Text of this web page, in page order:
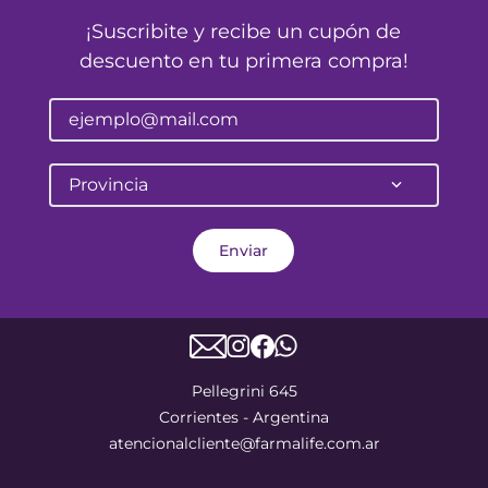
¡Suscribite y recibe un cupón de
descuento en tu primera compra!
Provincia
Enviar
Pellegrini 645
Corrientes - Argentina
atencionalcliente@farmalife.com.ar